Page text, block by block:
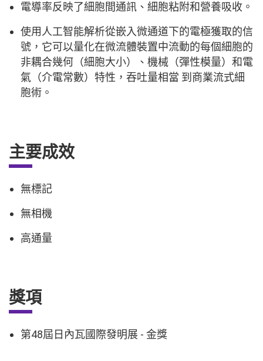
電導率反映了細胞間通訊、細胞粘附和營養吸收。
使用人工智能解析從嵌入微通道下的電極獲取的信
號，它可以量化在微流體裝置中流動的每個細胞的
非耦合幾何（細胞大小）、機械（彈性模量）和電
氣（介電常數）特性，吞吐量相當 到商業流式細
胞術。
主要成效
無標記
無相機
高通量
獎項
第48屆日內瓦國際發明展 - 金獎